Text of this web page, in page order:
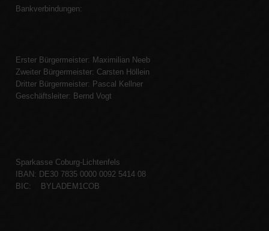
Bankverbindungen:
Erster Bürgermeister: Maximilian Neeb
Zweiter Bürgermeister: Carsten Höllein
Dritter Bürgermeister: Pascal Kellner
Geschäftsleiter: Bernd Vogt
Sparkasse Coburg-Lichtenfels
IBAN: DE30 7835 0000 0092 5414 08
BIC: BYLADEM1COB